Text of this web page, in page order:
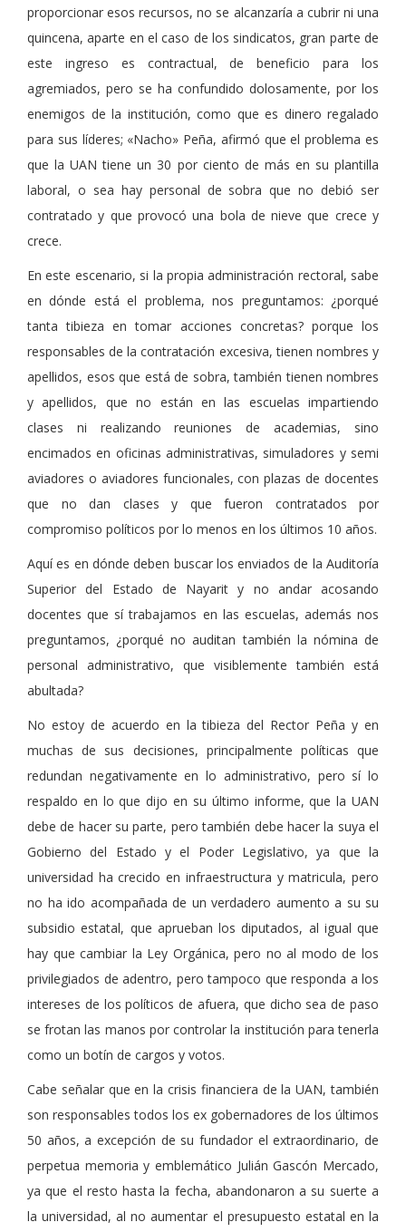
proporcionar esos recursos, no se alcanzaría a cubrir ni una
quincena, aparte en el caso de los sindicatos, gran parte de
este ingreso es contractual, de beneficio para los
agremiados, pero se ha confundido dolosamente, por los
enemigos de la institución, como que es dinero regalado
para sus líderes; «Nacho» Peña, afirmó que el problema es
que la UAN tiene un 30 por ciento de más en su plantilla
laboral, o sea hay personal de sobra que no debió ser
contratado y que provocó una bola de nieve que crece y
crece.
En este escenario, si la propia administración rectoral, sabe
en dónde está el problema, nos preguntamos: ¿porqué
tanta tibieza en tomar acciones concretas? porque los
responsables de la contratación excesiva, tienen nombres y
apellidos, esos que está de sobra, también tienen nombres
y apellidos, que no están en las escuelas impartiendo
clases ni realizando reuniones de academias, sino
encimados en oficinas administrativas, simuladores y semi
aviadores o aviadores funcionales, con plazas de docentes
que no dan clases y que fueron contratados por
compromiso políticos por lo menos en los últimos 10 años.
Aquí es en dónde deben buscar los enviados de la Auditoría
Superior del Estado de Nayarit y no andar acosando
docentes que sí trabajamos en las escuelas, además nos
preguntamos, ¿porqué no auditan también la nómina de
personal administrativo, que visiblemente también está
abultada?
No estoy de acuerdo en la tibieza del Rector Peña y en
muchas de sus decisiones, principalmente políticas que
redundan negativamente en lo administrativo, pero sí lo
respaldo en lo que dijo en su último informe, que la UAN
debe de hacer su parte, pero también debe hacer la suya el
Gobierno del Estado y el Poder Legislativo, ya que la
universidad ha crecido en infraestructura y matricula, pero
no ha ido acompañada de un verdadero aumento a su su
subsidio estatal, que aprueban los diputados, al igual que
hay que cambiar la Ley Orgánica, pero no al modo de los
privilegiados de adentro, pero tampoco que responda a los
intereses de los políticos de afuera, que dicho sea de paso
se frotan las manos por controlar la institución para tenerla
como un botín de cargos y votos.
Cabe señalar que en la crisis financiera de la UAN, también
son responsables todos los ex gobernadores de los últimos
50 años, a excepción de su fundador el extraordinario, de
perpetua memoria y emblemático Julián Gascón Mercado,
ya que el resto hasta la fecha, abandonaron a su suerte a
la universidad, al no aumentar el presupuesto estatal en la